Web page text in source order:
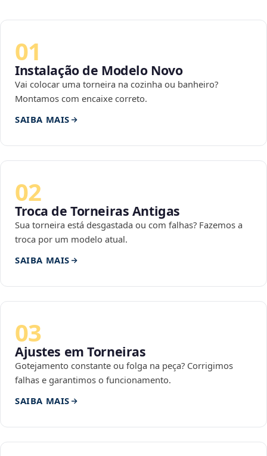
01
Instalação de Modelo Novo
Vai colocar uma torneira na cozinha ou banheiro?
Montamos com encaixe correto.
SAIBA MAIS
02
Troca de Torneiras Antigas
Sua torneira está desgastada ou com falhas? Fazemos a
troca por um modelo atual.
SAIBA MAIS
03
Ajustes em Torneiras
Gotejamento constante ou folga na peça? Corrigimos
falhas e garantimos o funcionamento.
SAIBA MAIS